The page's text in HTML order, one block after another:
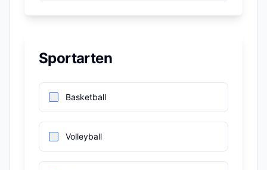
Sportarten
Basketball
Volleyball